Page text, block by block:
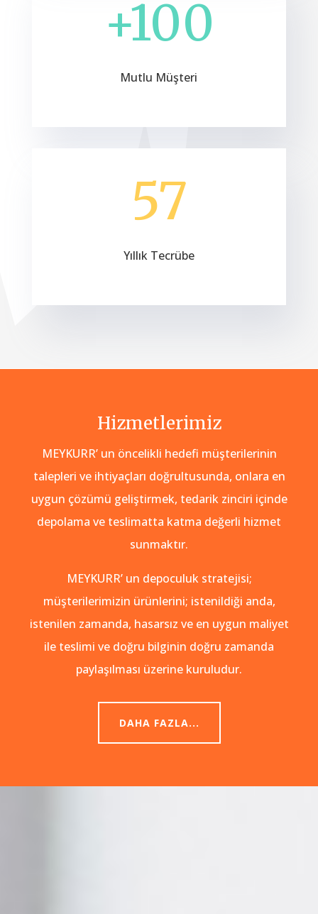
+100
Mutlu Müşteri
57
Yıllık Tecrübe
Hizmetlerimiz
MEYKURR’ un öncelikli hedefi müşterilerinin
talepleri ve ihtiyaçları doğrultusunda, onlara en
uygun çözümü geliştirmek, tedarik zinciri içinde
depolama ve teslimatta katma değerli hizmet
sunmaktır.
MEYKURR’ un depoculuk stratejisi;
müşterilerimizin ürünlerini; istenildiği anda,
istenilen zamanda, hasarsız ve en uygun maliyet
ile teslimi ve doğru bilginin doğru zamanda
paylaşılması üzerine kuruludur.
DAHA FAZLA...